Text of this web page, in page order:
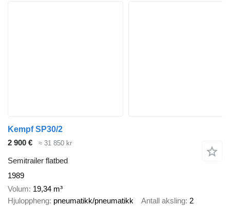
Kempf SP30/2
2 900 €
≈ 31 850 kr
Semitrailer flatbed
1989
Volum 19,34 m³
Hjuloppheng pneumatikk/pneumatikk Antall aksling 2